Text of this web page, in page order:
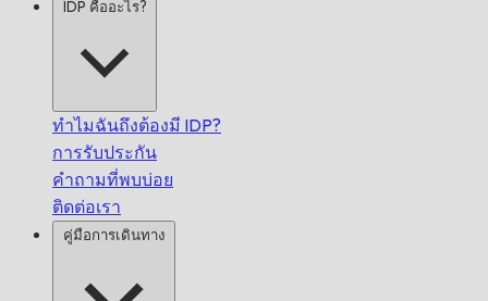
IDP คืออะไร?
ทำไมฉันถึงต้องมี IDP?
การรับประกัน
คำถามที่พบบ่อย
ติดต่อเรา
คู่มือการเดินทาง